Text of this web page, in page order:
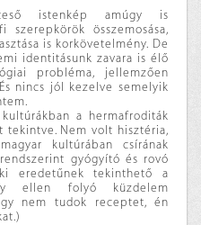
istenkép amúgy is
összemosása,
is korkövetelmény. De
identitásunk zavara is élő
probléma, jellemzően
nincs jól kezelve semelyik
a hermafroditák
tekintve. Nem volt hisztéria,
kultúrában csírának
gyógyító és rovó
eredetűnek tekinthető a
ellen folyó küzdelem
nem tudok receptet, én